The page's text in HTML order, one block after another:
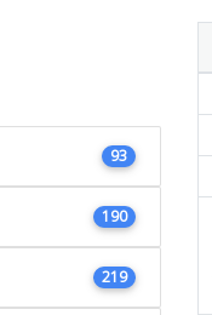
93
190
219